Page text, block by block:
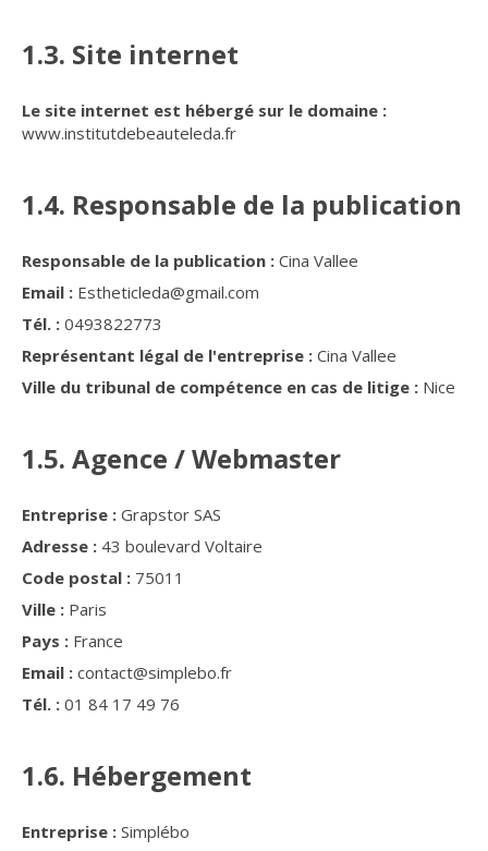
1.3. Site internet
Le site internet est hébergé sur le domaine :
www.institutdebeauteleda.fr
1.4. Responsable de la publication
Responsable de la publication : Cina Vallee
Email : Estheticleda@gmail.com
Tél. : 0493822773
Représentant légal de l'entreprise : Cina Vallee
Ville du tribunal de compétence en cas de litige : Nice
1.5. Agence / Webmaster
Entreprise : Grapstor SAS
Adresse : 43 boulevard Voltaire
Code postal : 75011
Ville : Paris
Pays : France
Email : contact@simplebo.fr
Tél. : 01 84 17 49 76
1.6. Hébergement
Entreprise : Simplébo